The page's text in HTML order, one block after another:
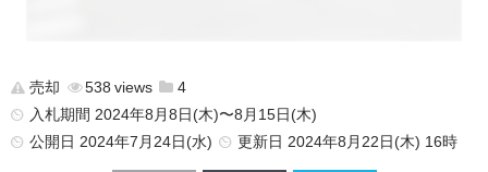
売却 538
4
入札期間 2024年8月8日(木)〜8月15日(木)
公開日 2024年7月24日(水) 更新日 2024年8月22日(木) 16時